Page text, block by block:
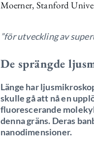
Moerner, Stanford
”för utveckling av
De sprängde
Länge har
skulle gå att nå en
fluorescerande
denna gräns. Deras
nanodimensioner.